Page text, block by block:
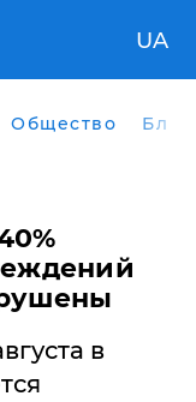
UA
Общество
в